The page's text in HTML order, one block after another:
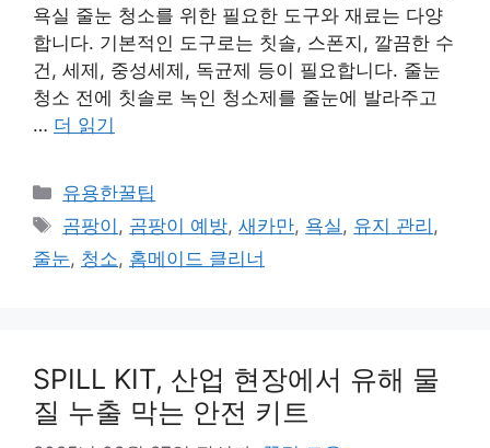
욕실 줄눈 청소를 위한 필요한 도구와 재료는 다양
합니다. 기본적인 도구로는 칫솔, 스폰지, 깔끔한 수
건, 세제, 중성세제, 독균제 등이 필요합니다. 줄눈
청소 전에 칫솔로 녹인 청소제를 줄눈에 발라주고
… 더 읽기
카
테
고
리
유용한꿀팁
태
곰팡이 , 곰팡이 예방,새카만, 욕실 , 유지 관리 ,
줄눈, 청소, 홈메이드 클리너
SPILL KIT, 산업 현장에서 유해 물
질 누출 막는 안전 키트